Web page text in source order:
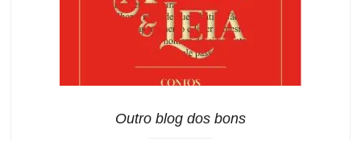
Outro blog dos bons